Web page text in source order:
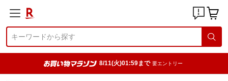
8/11(火)01:59まで 要エントリー